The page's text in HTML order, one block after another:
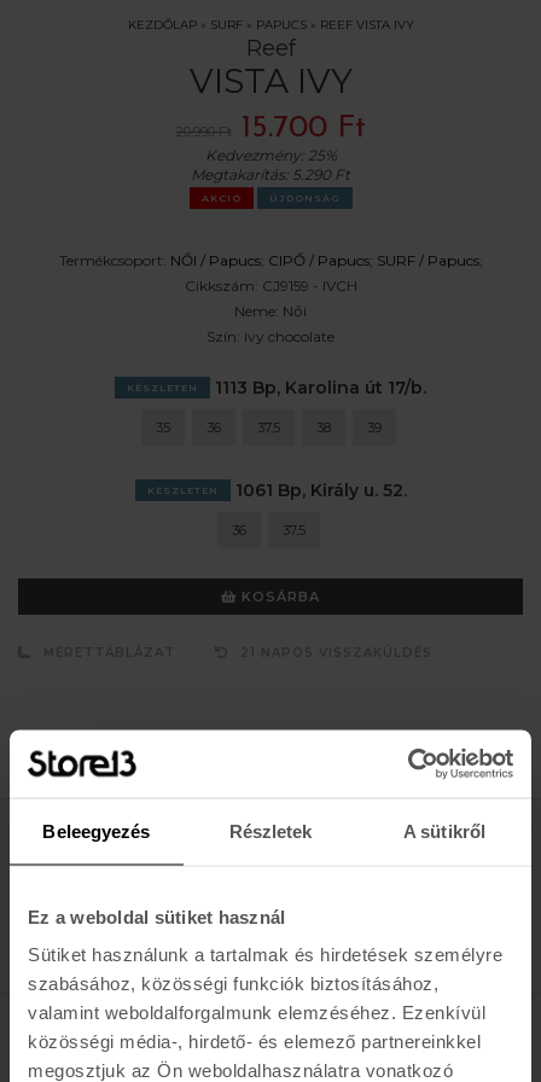
Beleegyezés Részletek A sütikről
Ez a weboldal sütiket használ
Sütiket használunk a tartalmak és hirdetések személyre
szabásához, közösségi funkciók biztosításához,
valamint weboldalforgalmunk elemzéséhez. Ezenkívül
közösségi média-, hirdető- és elemező partnereinkkel
megosztjuk az Ön weboldalhasználatra vonatkozó
KEZDŐLAP» SURF» PAPUCS» REEF VISTA IVY
Reef
VISTA IVY
20.990 Ft 15.700 Ft
Kedvezmény: 25%
Megtakarítás: 5.290 Ft
AKCIÓ ÚJDONSÁG
Termékcsoport: NŐI / Papucs; CIPŐ / Papucs; SURF / Papucs;
Cikkszám: CJ9159 - IVCH
Neme: Női
Szín: ivy chocolate
KÉSZLETEN 1113 Bp, Karolina út 17/b.
35 36 37,5 38 39
KÉSZLETEN 1061 Bp, Király u. 52.
36 37,5
KOSÁRBA
Értesülj az újdonságokról, akciókról
K A R O L I N A 17 / B